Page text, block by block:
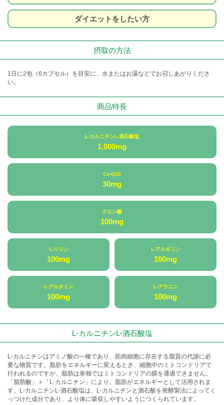
ダイエットをしたい方
摂取の方法
1日に2包（6カプセル）を目安に、水またはお湯などでお召しあがりくださ
い。
商品特長
L-カルニチンL-酒石酸塩
1,000mg
Co-Q10
30mg
クエン酸
100mg
L-リジン
100mg
L-アルギニン
100mg
L-グルタミン
100mg
L-アラニン
100mg
L-カルニチンL-酒石酸塩
L-カルニチンはアミノ酸の一種であり、筋肉細胞に存在する脂質の代謝に必
要な物質です。脂肪をエネルギーに変えるとき、細胞中のミトコンドリアで
行われるのですが、脂肪は単独ではミトコンドリアの膜を通過できません。
「脂肪酸」＋「L-カルニチン」により、脂肪がエネルギーとして活用されま
す。L-カルニチンL-酒石酸塩は、L-カルニチンと酒石酸を発酵製法によってく
っつけた成分であり、より体に吸収しやすいようにつくられています。